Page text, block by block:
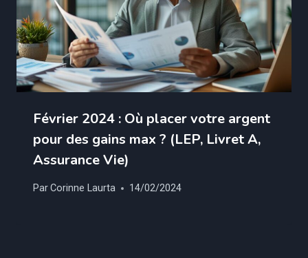
Février 2024 : Où placer votre argent
pour des gains max ? (LEP, Livret A,
Assurance Vie)
ParCorinne Laurta 14/02/2024